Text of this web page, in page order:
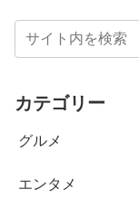
カテゴリー
グルメ
エンタメ